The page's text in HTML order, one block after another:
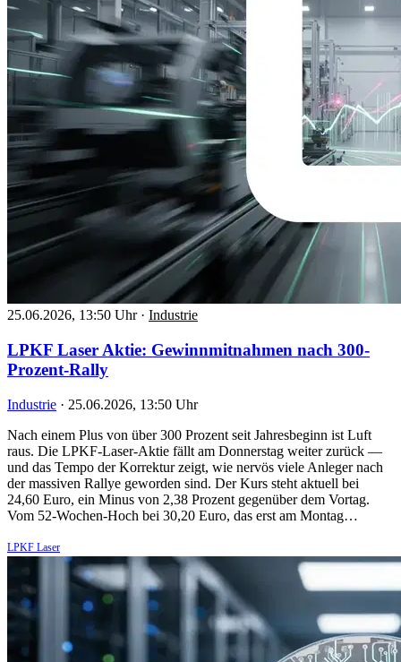
25.06.2026, 13:50 Uhr · Industrie
LPKF Laser Aktie: Gewinnmitnahmen nach 300-
Prozent-Rally
Industrie · 25.06.2026, 13:50 Uhr
Nach einem Plus von über 300 Prozent seit Jahresbeginn ist Luft
raus. Die LPKF-Laser-Aktie fällt am Donnerstag weiter zurück —
und das Tempo der Korrektur zeigt, wie nervös viele Anleger nach
der massiven Rallye geworden sind. Der Kurs steht aktuell bei
24,60 Euro, ein Minus von 2,38 Prozent gegenüber dem Vortag.
Vom 52-Wochen-Hoch bei 30,20 Euro, das erst am Montag…
LPKF Laser